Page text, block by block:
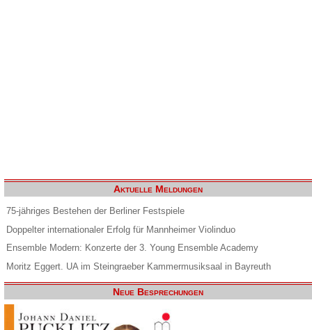
Aktuelle Meldungen
75-jähriges Bestehen der Berliner Festspiele
Doppelter internationaler Erfolg für Mannheimer Violinduo
Ensemble Modern: Konzerte der 3. Young Ensemble Academy
Moritz Eggert. UA im Steingraeber Kammermusiksaal in Bayreuth
Neue Besprechungen